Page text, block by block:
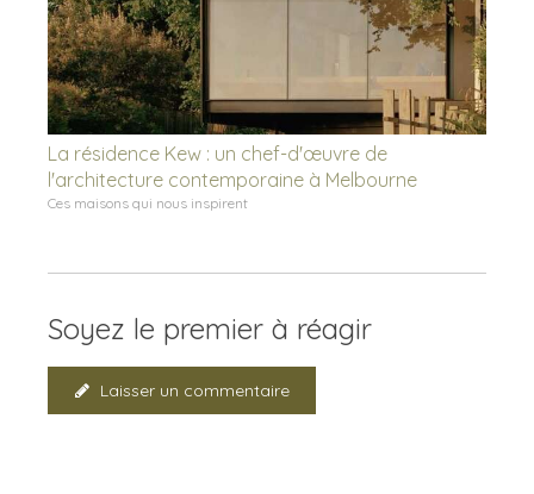
La résidence Kew : un chef-d'œuvre de
l'architecture contemporaine à Melbourne
Ces maisons qui nous inspirent
Soyez le premier à réagir
Laisser un commentaire